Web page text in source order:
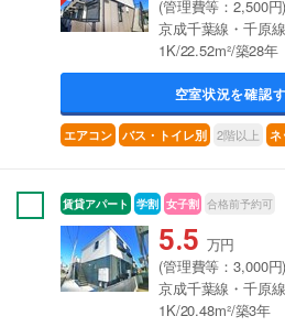
(管理費等：2,500円)
京成千葉線・千原
1K/22.52m²/築28年
空室状況を確認
エアコン バス・トイレ別 2階以上 ネ
賃貸アパート 学割 女子割 合格前予約可
5.5 万円
(管理費等：3,000円)
京成千葉線・千原
1K/20.48m²/築3年